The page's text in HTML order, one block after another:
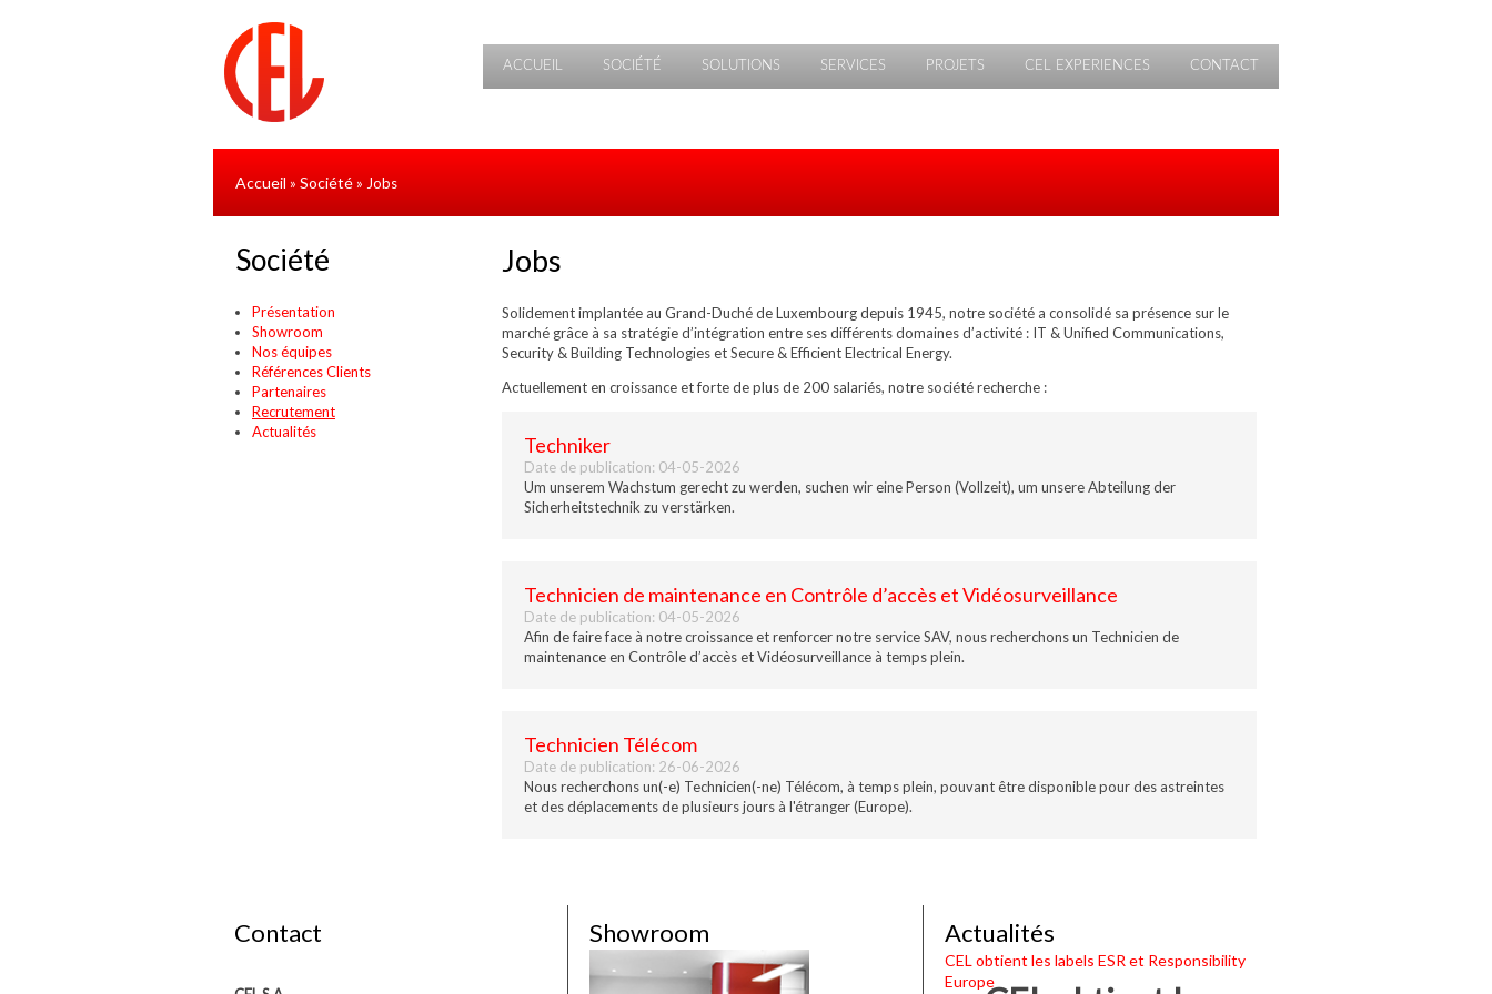
ACCUEIL SOCIÉTÉ SOLUTIONS SERVICES PROJETS CEL EXPERIENCES CONTACT
Accueil » Société » Jobs
Jobs
Solidement implantée au Grand-Duché de Luxembourg depuis 1945, notre société a consolidé sa présence sur le
marché grâce à sa stratégie d’intégration entre ses différents domaines d’activité : IT & Unified Communications,
Security & Building Technologies et Secure & Efficient Electrical Energy.
Actuellement en croissance et forte de plus de 200 salariés, notre société recherche :
Techniker
Date de publication: 04-05-2026
Um unserem Wachstum gerecht zu werden, suchen wir eine Person (Vollzeit), um unsere Abteilung der
Sicherheitstechnik zu verstärken.
Technicien de maintenance en Contrôle d’accès et Vidéosurveillance
Date de publication: 04-05-2026
Afin de faire face à notre croissance et renforcer notre service SAV, nous recherchons un Technicien de
maintenance en Contrôle d’accès et Vidéosurveillance à temps plein.
Technicien Télécom
Date de publication: 26-06-2026
Nous recherchons un(-e) Technicien(-ne) Télécom, à temps plein, pouvant être disponible pour des astreintes
et des déplacements de plusieurs jours à l'étranger (Europe).
Société
Présentation
Showroom
Nos équipes
Références Clients
Partenaires
Recrutement
Actualités
Contact Showroom Actualités
CEL obtient les labels ESR et Responsibility
Europe